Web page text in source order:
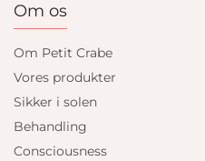
Om os
Om Petit Crabe
Vores produkter
Sikker i solen
Behandling
Consciousness